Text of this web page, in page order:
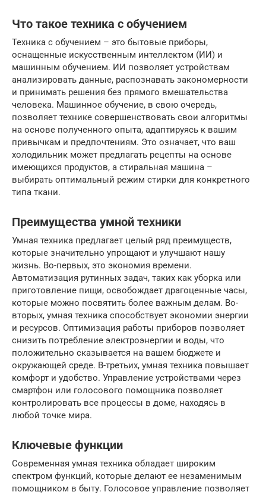
Что такое техника с обучением
Техника с обучением – это бытовые приборы,
оснащенные искусственным интеллектом (ИИ) и
машинным обучением. ИИ позволяет устройствам
анализировать данные, распознавать закономерности
и принимать решения без прямого вмешательства
человека. Машинное обучение, в свою очередь,
позволяет технике совершенствовать свои алгоритмы
на основе полученного опыта, адаптируясь к вашим
привычкам и предпочтениям. Это означает, что ваш
холодильник может предлагать рецепты на основе
имеющихся продуктов, а стиральная машина –
выбирать оптимальный режим стирки для конкретного
типа ткани.
Преимущества умной техники
Умная техника предлагает целый ряд преимуществ,
которые значительно упрощают и улучшают нашу
жизнь. Во-первых, это экономия времени.
Автоматизация рутинных задач, таких как уборка или
приготовление пищи, освобождает драгоценные часы,
которые можно посвятить более важным делам. Во-
вторых, умная техника способствует экономии энергии
и ресурсов. Оптимизация работы приборов позволяет
снизить потребление электроэнергии и воды, что
положительно сказывается на вашем бюджете и
окружающей среде. В-третьих, умная техника повышает
комфорт и удобство. Управление устройствами через
смартфон или голосового помощника позволяет
контролировать все процессы в доме, находясь в
любой точке мира.
Ключевые функции
Современная умная техника обладает широким
спектром функций, которые делают ее незаменимым
помощником в быту. Голосовое управление позволяет